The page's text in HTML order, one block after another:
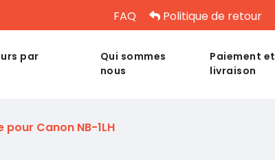
FAQ Politique de retour
par
Qui sommes
nous
Paiement et
livraison
pour Canon NB-1LH